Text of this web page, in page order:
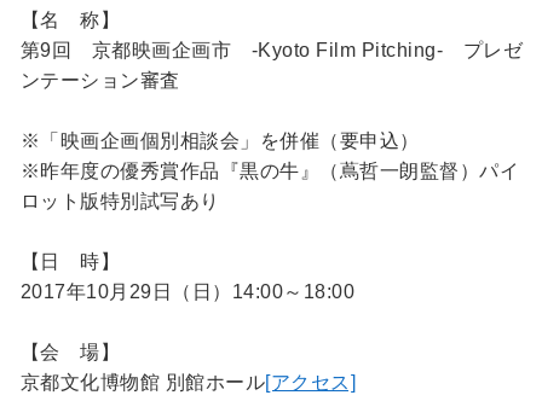
【名 称】
第9回 京都映画企画市 -Kyoto Film Pitching- プレゼ
ンテーション審査
※「映画企画個別相談会」を併催（要申込）
※昨年度の優秀賞作品『黒の牛』（蔦哲一朗監督）パイ
ロット版特別試写あり
【日 時】
2017年10月29日（日）14:00～18:00
【会 場】
京都文化博物館 別館ホール [アクセス]